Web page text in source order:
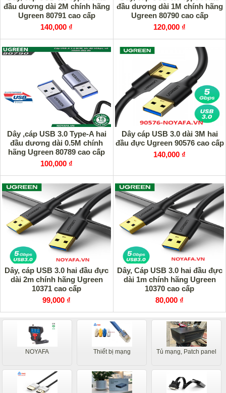
đầu dương dài 2M chính hãng
Ugreen 80791 cao cấp
140,000 ₫
đầu dương dài 1M chính hãng
Ugreen 80790 cao cấp
120,000 ₫
Dây ,cáp USB 3.0 Type-A hai
đầu dương dài 0.5M chính
hãng Ugreen 80789 cao cấp
100,000 ₫
Dây cáp USB 3.0 dài 3M hai
đầu đực Ugreen 90576 cao cấp
140,000 ₫
Dây, cáp USB 3.0 hai đầu đực
dài 2m chính hãng Ugreen
10371 cao cấp
99,000 ₫
Dây, Cáp USB 3.0 hai đầu đực
dài 1m chính hãng Ugreen
10370 cao cấp
80,000 ₫
NOYAFA Thiết bị mạng Tủ mạng, Patch panel